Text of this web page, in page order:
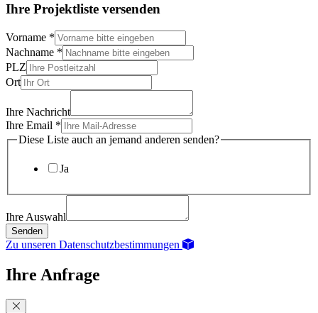
Ihre Projektliste versenden
Vorname *
Nachname *
PLZ
Ort
Ihre Nachricht
Ihre Email *
Diese Liste auch an jemand anderen senden?
Ja
Ihre Auswahl
Senden
Zu unseren Datenschutzbestimmungen
Ihre Anfrage